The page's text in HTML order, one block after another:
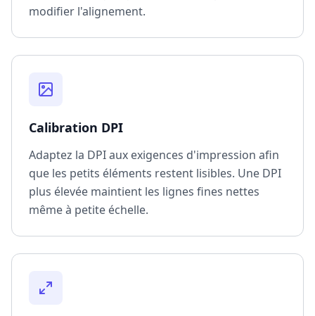
modifier l'alignement.
Calibration DPI
Adaptez la DPI aux exigences d'impression afin
que les petits éléments restent lisibles. Une DPI
plus élevée maintient les lignes fines nettes
même à petite échelle.